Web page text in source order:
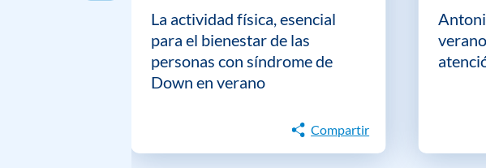
La actividad física, esencial
para el bienestar de las
personas con síndrome de
Down en verano
Compartir